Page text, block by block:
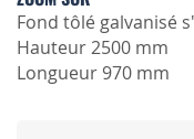
Fond tôlé galvanisé
Hauteur 2500 mm
Longueur 970 mm